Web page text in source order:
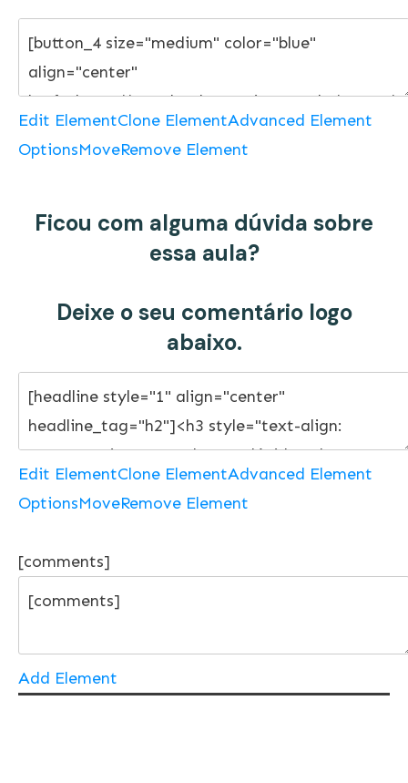
Edit ElementClone ElementAdvanced Element
OptionsMoveRemove Element
Ficou com alguma dúvida sobre
essa aula?
Deixe o seu comentário logo
abaixo.
Edit ElementClone ElementAdvanced Element
OptionsMoveRemove Element
[comments]
Add Element